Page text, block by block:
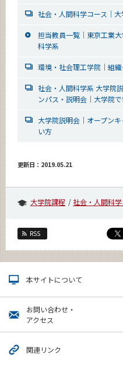
社会・人間科学コース｜
担当教員一覧｜東京工業
科学系
環境・社会理工学院｜組
社会・人間科学系 大学院
ンパス・説明会｜大学院
大学院説明会｜オープン
い方
更新日：2019.05.21
大学院課程 社会・人間科学
RSS
本サイトについて
お問い合わせ・
アクセス
関連リンク